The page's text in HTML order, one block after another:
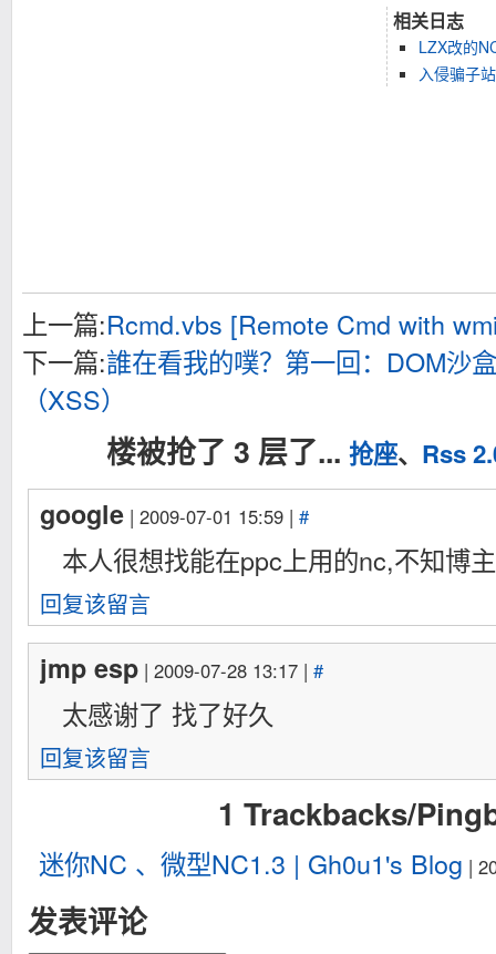
相关日志
LZX改的
入侵骗子
上一篇:Rcmd.vbs [Remote Cmd with
下一篇:誰在看我的噗？第一回：DOM沙
（XSS）
楼被抢了 3 层了... 抢座、 Rss
google | 2009-07-01 15:59 | #
本人很想找能在ppc上用的nc,不知博
回复该留言
jmp esp | 2009-07-28 13:17 | #
太感谢了 找了好久
回复该留言
1 Trackbacks/
迷你NC 、微型NC1.3 | Gh0u1's Blog |
发表评论